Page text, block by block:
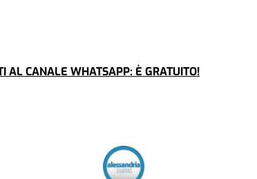
AL CANALE WHATSAPP: È GRATUITO!